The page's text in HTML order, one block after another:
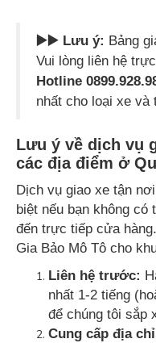
▶️▶️ Lưu ý: Bảng
Vui lòng liên hệ
Hotline
nhất cho loại xe và
Lưu ý về dịch vụ
các địa điểm ở
Dịch vụ giao xe tận
biệt nếu bạn không
đến trực tiếp cửa
Gia Bảo Mô Tô cho
Liên hệ trước:
nhất 1-2 tiếng
để chúng tôi sắp
Cung cấp địa